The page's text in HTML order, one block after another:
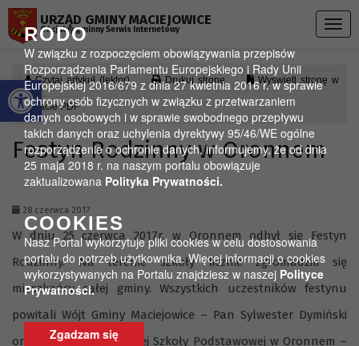
Otwórz pasek narzędzi
RODO
W związku z rozpoczęciem obowiązywania przepisów
Rozporządzenia Parlamentu Europejskiego i Rady Unii
Europejskiej 2016/679 z dnia 27 kwietnia 2016 r. w sprawie
ochrony osób fizycznych w związku z przetwarzaniem
danych osobowych i w sprawie swobodnego przepływu
takich danych oraz uchylenia dyrektywy 95/46/WE ogólne
rozporządzenie o ochronie danych, informujemy, że od dnia
25 maja 2018 r. na naszym portalu obowiązuje
zaktualizowana Polityka Prywatności.
COOKIES
Nasz Portal wykorzytuje pliki cookies w celu dostosowania
portalu do potrzeb użytkownika. Więcej informacji o cookies
wykorzystywanych na Portalu znajdziesz w naszej Polityce
Prywatności.
Zgadzam się
URZĄD GMINY MACIEJOWICE
Oficjalny gminny Serwis Internetowy
Czytaj artykuł (lektor) Drukuj stronę Wyświetl stronę w
formacie PDF
Festyn Rodzinny w Oronnem
28 czerwca 2017
W dniu 25 czerwca 2017r. w Oronnem odbył się Festyn
Rodzinny. Na terenie szkoły licznie zgromadzili się
mieszkańcy całej gminy. Wszystkich uczestników festynu
powitali Wójt Gminy Maciejowice – Pan Sylwester Dymiński
oraz Dyrektor Publicznej Szkoły Podstawowej w Oronnem –